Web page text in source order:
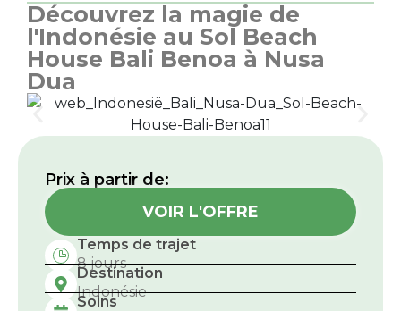
Découvrez la magie de
l'Indonésie au Sol Beach
House Bali Benoa à Nusa
Dua
Prix ​​à partir de:
VOIR L'OFFRE
Temps de trajet
8 jours
Destination
Indonésie
Soins